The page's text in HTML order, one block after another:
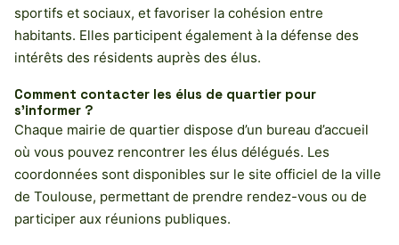
sportifs et sociaux, et favoriser la cohésion entre
habitants. Elles participent également à la défense des
intérêts des résidents auprès des élus.
Comment contacter les élus de quartier pour
s’informer ?
Chaque mairie de quartier dispose d’un bureau d’accueil
où vous pouvez rencontrer les élus délégués. Les
coordonnées sont disponibles sur le site officiel de la ville
de Toulouse, permettant de prendre rendez-vous ou de
participer aux réunions publiques.